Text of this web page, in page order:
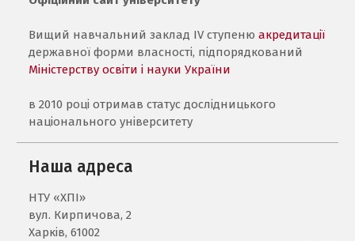
Вищий навчальний заклад IV ступенюакредитації
державної форми власності, підпорядкований
Міністерству освіти і науки України
в 2010 році отримав статус дослідницького
національного університету
Наша адреса
НТУ «ХПI»
вул. Кирпичова, 2
Харків, 61002